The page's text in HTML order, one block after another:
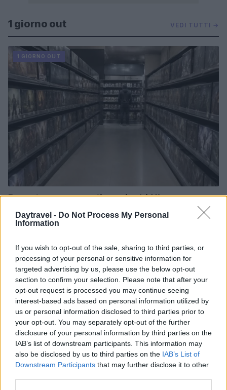
Daytravel - Do Not Process My Personal
Information
If you wish to opt-out of the sale, sharing to third parties, or
processing of your personal or sensitive information for
targeted advertising by us, please use the below opt-out
section to confirm your selection. Please note that after your
opt-out request is processed you may continue seeing
interest-based ads based on personal information utilized by
us or personal information disclosed to third parties prior to
your opt-out. You may separately opt-out of the further
disclosure of your personal information by third parties on the
IAB’s list of downstream participants. This information may
also be disclosed by us to third parties on the IAB’s List of
Downstream Participants that may further disclose it to other
1 giorno out VEDI TUTTI →
1 GIORNO OUT
Dove trovare sconti su giochi Xbox e
abbonamenti Game Pass
Scopri le offerte più vantaggiose su giochi Xbox e
con sconti fino al…
Alessandro Tassinari · 9 Ago 2026
1 GIORNO OUT